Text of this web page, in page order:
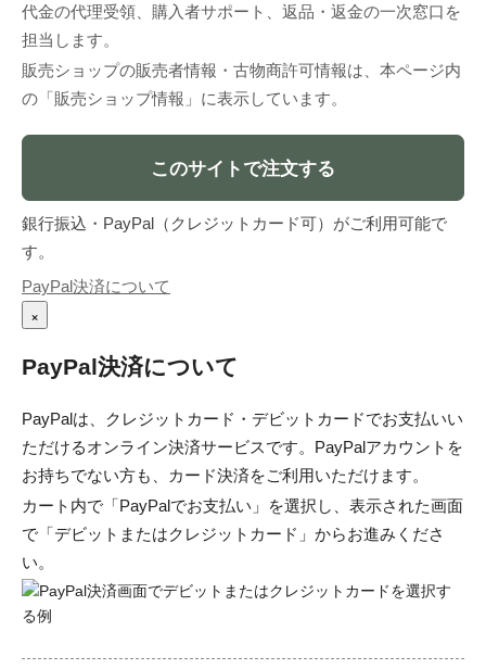
代金の代理受領、購入者サポート、返品・返金の一次窓口を
担当します。
販売ショップの販売者情報・古物商許可情報は、本ページ内
の「販売ショップ情報」に表示しています。
このサイトで注文する
銀行振込・PayPal（クレジットカード可）がご利用可能で
す。
PayPal決済について
×
PayPal決済について
PayPalは、クレジットカード・デビットカードでお支払いい
ただけるオンライン決済サービスです。PayPalアカウントを
お持ちでない方も、カード決済をご利用いただけます。
カート内で「PayPalでお支払い」を選択し、表示された画面
で「デビットまたはクレジットカード」からお進みくださ
い。